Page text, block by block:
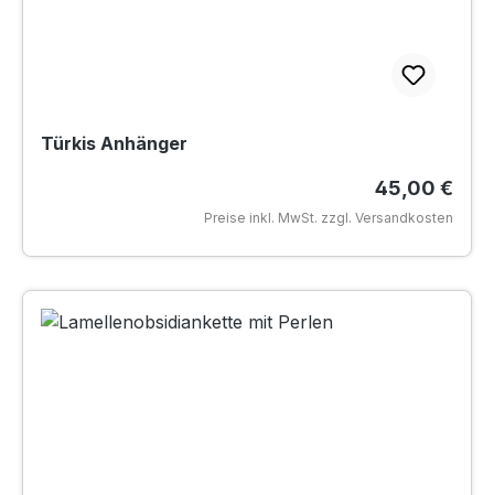
Türkis Anhänger
Regulärer
45,00 €
Preise inkl. MwSt. zzgl. Versandkosten